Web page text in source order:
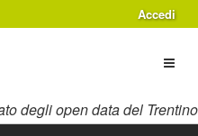
Accedi
degli open data del Trentino